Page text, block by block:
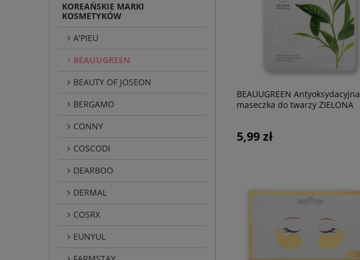
KOREAŃSKIE MARKI
KOSMETYKÓW
A'PIEU
BEAUUGREEN
BEAUTY OF JOSEON
BERGAMO
CONNY
COSCODI
DEARBOO
DERMAL
COSRX
EUNYUL
BEAUUGREEN Antyoksydacyjna
maseczka do twarzy ZIELONA
5,99 zł